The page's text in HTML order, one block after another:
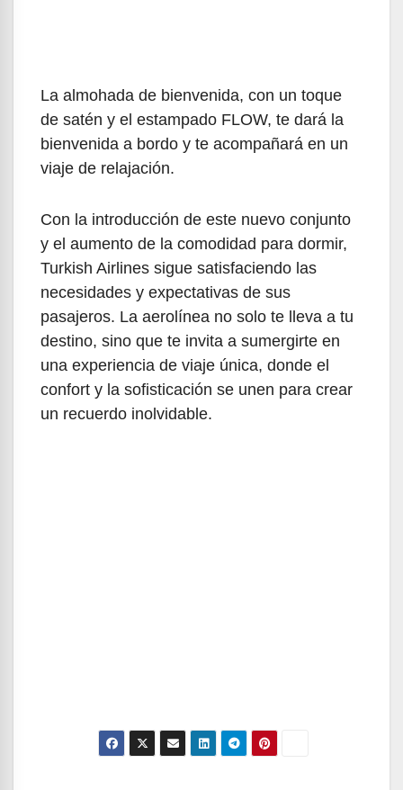
La almohada de bienvenida, con un toque
de satén y el estampado FLOW, te dará la
bienvenida a bordo y te acompañará en un
viaje de relajación.
Con la introducción de este nuevo conjunto
y el aumento de la comodidad para dormir,
Turkish Airlines sigue satisfaciendo las
necesidades y expectativas de sus
pasajeros. La aerolínea no solo te lleva a tu
destino, sino que te invita a sumergirte en
una experiencia de viaje única, donde el
confort y la sofisticación se unen para crear
un recuerdo inolvidable.